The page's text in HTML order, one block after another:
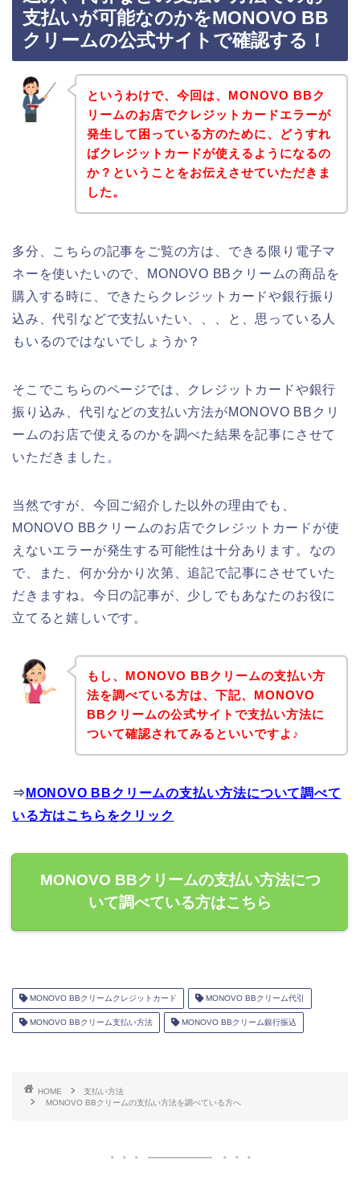
支払いが可能なのかをMONOVO BB
クリームの公式サイトで確認する！
というわけで、今回は、MONOVO BBク
リームのお店でクレジットカードエラーが
発生して困っている方のために、どうすれ
ばクレジットカードが使えるようになるの
か？ということをお伝えさせていただきま
した。
多分、こちらの記事をご覧の方は、できる限り電子マ
ネーを使いたいので、MONOVO BBクリームの商品を
購入する時に、できたらクレジットカードや銀行振り
込み、代引などで支払いたい、、、と、思っている人
もいるのではないでしょうか？
そこでこちらのページでは、クレジットカードや銀行
振り込み、代引などの支払い方法がMONOVO BBクリ
ームのお店で使えるのかを調べた結果を記事にさせて
いただきました。
当然ですが、今回ご紹介した以外の理由でも、
MONOVO BBクリームのお店でクレジットカードが使
えないエラーが発生する可能性は十分あります。なの
で、また、何か分かり次第、追記で記事にさせていた
だきますね。今日の記事が、少しでもあなたのお役に
立てると嬉しいです。
もし、MONOVO BBクリームの支払い方
法を調べている方は、下記、MONOVO
BBクリームの公式サイトで支払い方法に
ついて確認されてみるといいですよ♪
⇒ MONOVO BBクリームの支払い方法について調べて
いる方はこちらをクリック
MONOVO BBクリームの支払い方法につ
いて調べている方はこちら
MONOVO BBクリームクレジットカード MONOVO BBクリーム代引
MONOVO BBクリーム支払い方法 MONOVO BBクリーム銀行振込
HOME
支払い方法
MONOVO BBクリームの支払い方法を調べている方へ